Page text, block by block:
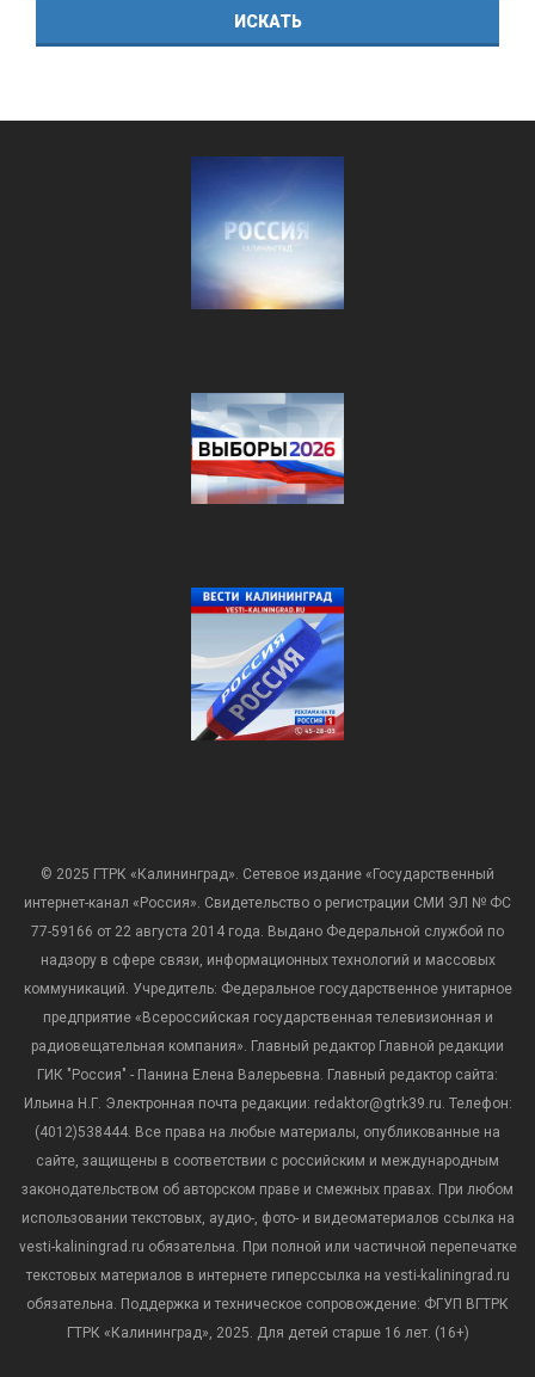
© 2025 ГТРК «Калининград». Сетевое издание «Государственный
интернет-канал «Россия». Свидетельство о регистрации СМИ ЭЛ № ФС
77-59166 от 22 августа 2014 года. Выдано Федеральной службой по
надзору в сфере связи, информационных технологий и массовых
коммуникаций. Учредитель: Федеральное государственное унитарное
предприятие «Всероссийская государственная телевизионная и
радиовещательная компания». Главный редактор Главной редакции
ГИК "Россия" - Панина Елена Валерьевна. Главный редактор сайта:
Ильина Н.Г. Электронная почта редакции: redaktor@gtrk39.ru. Телефон:
(4012)538444. Все права на любые материалы, опубликованные на
сайте, защищены в соответствии с российским и международным
законодательством об авторском праве и смежных правах. При любом
использовании текстовых, аудио-, фото- и видеоматериалов ссылка на
vesti-kaliningrad.ru обязательна. При полной или частичной перепечатке
текстовых материалов в интернете гиперссылка на vesti-kaliningrad.ru
обязательна. Поддержка и техническое сопровождение: ФГУП ВГТРК
ГТРК «Калининград», 2025. Для детей старше 16 лет. (16+)